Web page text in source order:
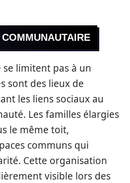
limitent pas à un
sont des lieux de
les liens sociaux au
Les familles élargies
le même toit,
communs qui
Cette organisation
visible lors des